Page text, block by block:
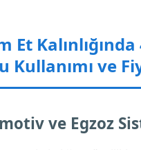
Et Kalınlığında
Kullanımı ve
ve Egzoz